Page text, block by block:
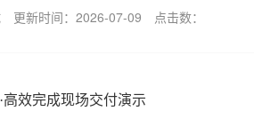
更新时间：2026-07-09 点击数：
·高效完成现场交付演示